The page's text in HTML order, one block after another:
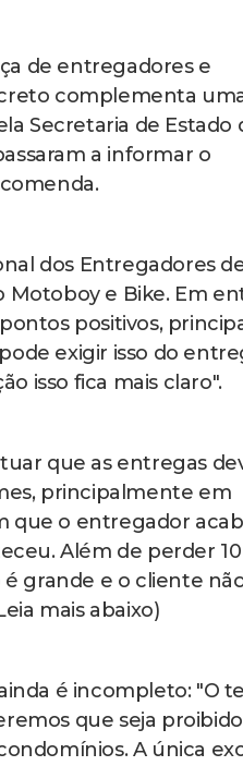
de entregadores e
complementa
Secretaria de Estado
a informar o
dos Entregadores
Motoboy e Bike. Em
positivos,
exigir isso do
isso fica mais claro".
que as entregas
principalmente em
que o entregador
Além de perder 10
grande e o cliente
mais abaixo)
é incompleto: "O
que seja proibido
A única